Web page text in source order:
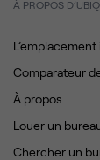
À PROPOS D’UBIQ
Comparateur
À propos
Louer un
Chercher un